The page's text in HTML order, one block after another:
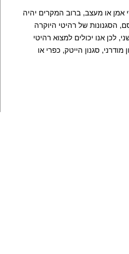
אמן או מעצב, ברוב המקרים יהיה
הסגנונות של רהיטי היוקרה
לכן אנו יכולים למצוא רהיטי
מודרני, סגנון הייטק, כפרי או